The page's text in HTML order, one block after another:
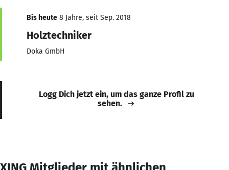
Bis heute 8 Jahre, seit Sep. 2018
Holztechniker
Doka GmbH
Logg Dich jetzt ein, um das ganze Profil zu
sehen.